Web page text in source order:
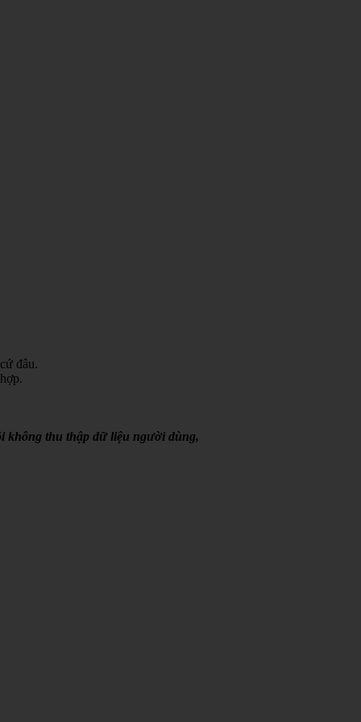
đâu.
không thu thập dữ liệu người dùng,